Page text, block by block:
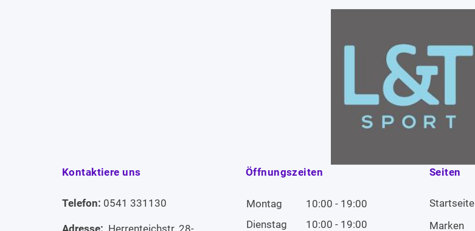
Kontaktiere uns
Telefon: 0541 331130
Adresse: Herrenteichstr. 28-
Öffnungszeiten
Montag
10:00 - 19:00
Dienstag
10:00 - 19:00
Seiten
Startseite
Marken